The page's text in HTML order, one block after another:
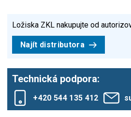
Ložiska ZKL nakupujte od
Najít distributora
Technická podpora:
+420 544 135 412